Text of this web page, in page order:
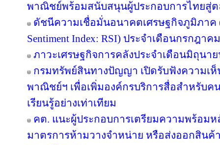
พาณิชย์พร้อมสนับสนุนผู้ประกอบการไทยสู่
ดัชนีความเชื่อมั่นอนาคตเศรษฐกิจภูมิภาค
Sentiment Index: RSI) ประจำเดือนกรกฎาค
ภาวะเศรษฐกิจการคลังประจำเดือนมิถุนาย
กรมทรัพย์สินทางปัญญา เปิดรับฟังความเห็
พาณิชย์ฯ เพื่อเพิ่มองค์กรบริการสื่อสำหรับค
เรียนรู้อย่างเท่าเทียม
คต. แนะผู้ประกอบการเตรียมความพร้อมห
มาตรการห้ามวางจำหน่าย หรือส่งออกสินค้